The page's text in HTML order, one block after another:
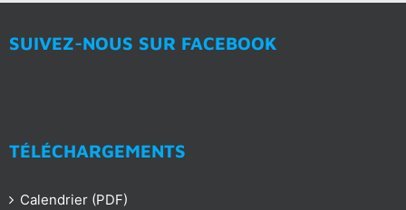
SUIVEZ-NOUS SUR FACEBOOK
TÉLÉCHARGEMENTS
Calendrier (PDF)